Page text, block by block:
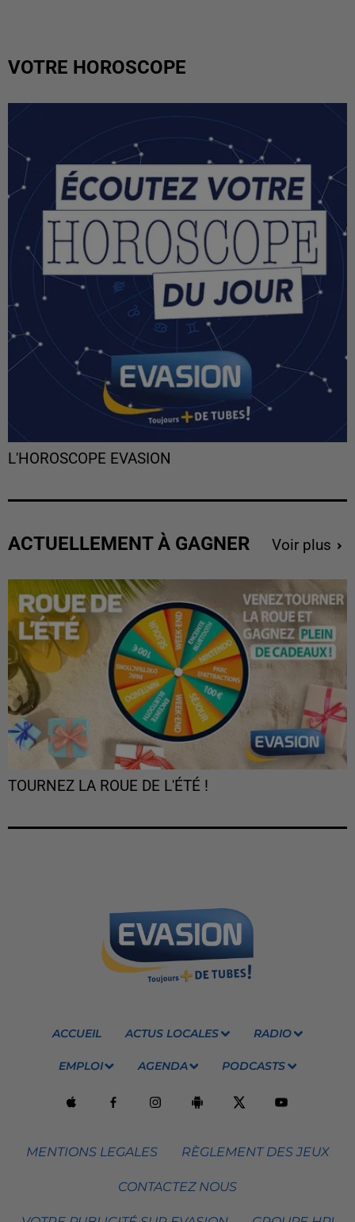
VOTRE HOROSCOPE
L'HOROSCOPE EVASION
ACTUELLEMENT À GAGNER Voir plus
TOURNEZ LA ROUE DE L'ÉTÉ !
ACCUEIL ACTUS LOCALES RADIO
EMPLOI AGENDA PODCASTS
MENTIONS LEGALES RÈGLEMENT DES JEUX
CONTACTEZ NOUS